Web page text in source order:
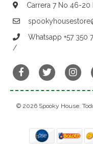
Carrera 7 No 46-
Whatsapp +57 350
/
© 2026 Spooky House.